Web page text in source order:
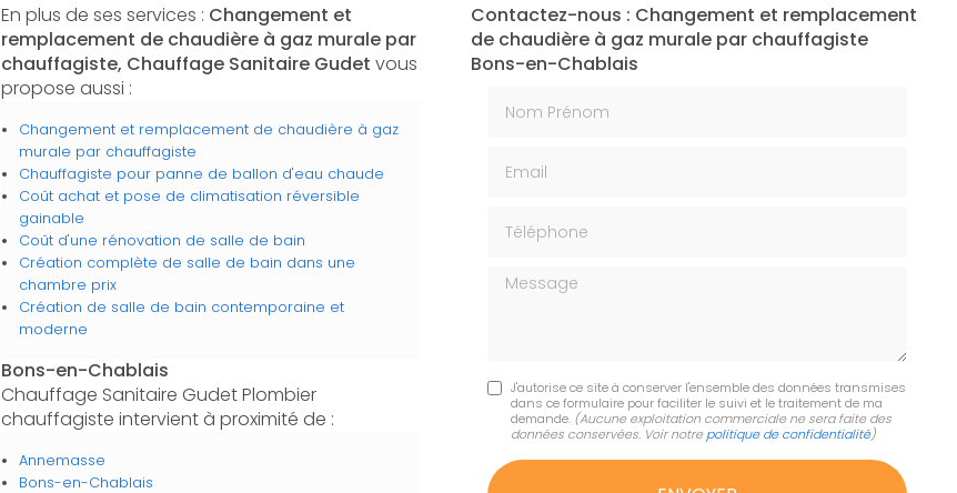
En plus de ses services : Changement et
remplacement de chaudière à gaz murale par
chauffagiste, Chauffage Sanitaire Gudet vous
propose aussi :
Changement et remplacement de chaudière à gaz
murale par chauffagiste
Chauffagiste pour panne de ballon d'eau chaude
Coût achat et pose de climatisation réversible
gainable
Coût d'une rénovation de salle de bain
Création complète de salle de bain dans une
chambre prix
Création de salle de bain contemporaine et
moderne
Bons-en-Chablais
Chauffage Sanitaire Gudet Plombier
chauffagiste intervient à proximité de :
Annemasse
Bons-en-Chablais
Contactez-nous : Changement et remplacement
de chaudière à gaz murale par chauffagiste
Bons-en-Chablais
Message
J'autorise ce site à conserver l'ensemble des données transmises
dans ce formulaire pour faciliter le suivi et le traitement de ma
demande. (Aucune exploitation commerciale ne sera faite des
données conservées. Voir notre politique de confidentialité)